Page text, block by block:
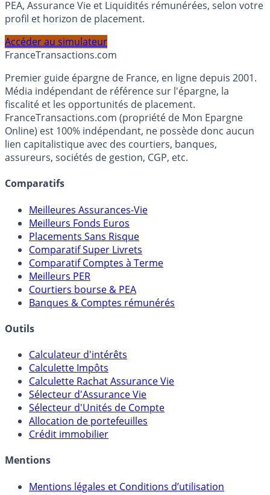
Calculez la répartition théorique de votre capital entre
profil et horizon de placement.
FranceTransactions.com
Premier guide épargne de France, en ligne depuis 2001.
Média indépendant de référence sur l'épargne, la
fiscalité et les opportunités de placement.
FranceTransactions.com (propriété de Mon Epargne
Online) est 100% indépendant, ne possède donc aucun
assureurs, sociétés de gestion, CGP, etc.
Comparatifs
Meilleures Assurances-Vie
Meilleurs Fonds Euros
Placements Sans Risque
Comparatif Super Livrets
Comparatif Comptes à Terme
Meilleurs PER
Courtiers bourse & PEA
Banques & Comptes rémunérés
Outils
Calculateur d'intérêts
Calculette Impôts
Calculette Rachat Assurance Vie
Sélecteur d'Assurance Vie
Sélecteur d'Unités de Compte
Crédit immobilier
Mentions